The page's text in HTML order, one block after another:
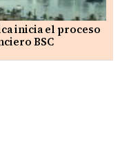
inicia el proceso
BSC